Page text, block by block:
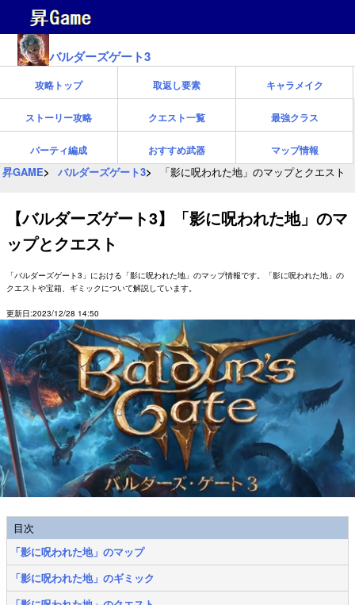
バルダーズゲート3
攻略トップ 取返し要素 キャラメイク
ストーリー攻略 クエスト一覧 最強クラス
パーティ編成 おすすめ武器 マップ情報
昇GAME バルダーズゲート3 「影に呪われた地」のマップとクエスト
【バルダーズゲート3】「影に呪われた地」のマ
ップとクエスト
「バルダーズゲート3」における「影に呪われた地」のマップ情報です。「影に呪われた地」の
クエストや宝箱、ギミックについて解説しています。
更新日:2023/12/28 14:50
目次
「影に呪われた地」のマップ
「影に呪われた地」のギミック